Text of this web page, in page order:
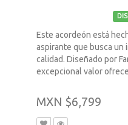
Este acordeón está
aspirante que busca un
calidad. Diseñado por
excepcional valor
MXN $6,799